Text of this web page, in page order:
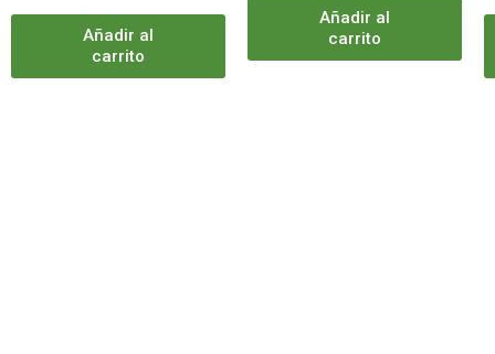
Añadir al
carrito
Añadir al
carrito